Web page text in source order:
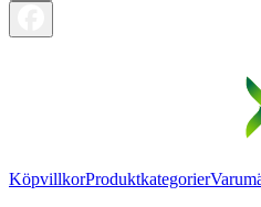
KöpvillkorProduktkategorier